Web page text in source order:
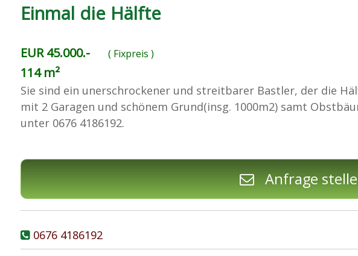
Einmal die Hälfte
EUR 45.000.- ( Fixpreis )
114 m²
Sie sind ein unerschrockener und streitbarer Bastler, der die
mit 2 Garagen und schönem Grund(insg. 1000m2) samt
unter 0676 4186192.
Anfrage
0676 4186192